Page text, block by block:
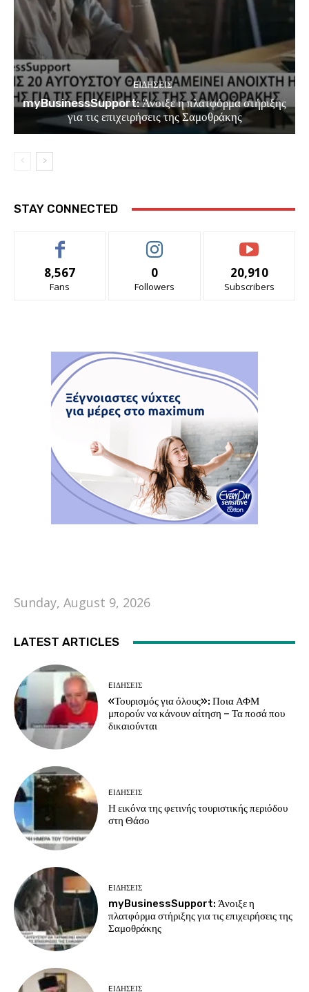
EΙΔΗΣΕΙΣ
myBusinessSupport: Άνοιξε η πλατφόρμα στήριξης
για τις επιχειρήσεις της Σαμοθράκης
STAY CONNECTED
8,567
Fans
0
Followers
20,910
Subscribers
Sunday, August 9, 2026
LATEST ARTICLES
EΙΔΗΣΕΙΣ
«Τουρισμός για όλους»: Ποια ΑΦΜ
μπορούν να κάνουν αίτηση – Τα ποσά που
δικαιούνται
EΙΔΗΣΕΙΣ
Η εικόνα της φετινής τουριστικής περιόδου
στη Θάσο
EΙΔΗΣΕΙΣ
myBusinessSupport: Άνοιξε η
πλατφόρμα στήριξης για τις επιχειρήσεις της
Σαμοθράκης
EΙΔΗΣΕΙΣ